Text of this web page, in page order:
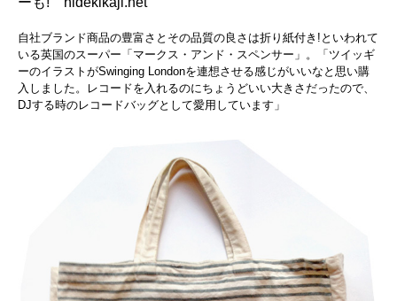
自社ブランド商品の豊富さとその品質の良さは折り紙付き!といわれて
いる英国のスーパー「マークス・アンド・スペンサー」。「ツイッギ
ーのイラストがSwinging Londonを連想させる感じがいいなと思い購
入しました。レコードを入れるのにちょうどいい大きさだったので、
DJする時のレコードバッグとして愛用しています」